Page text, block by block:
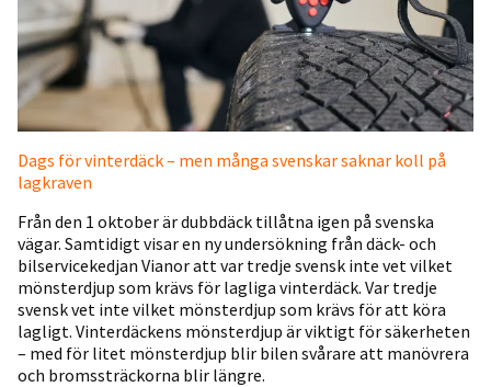
Dags för vinterdäck – men många svenskar saknar koll på
lagkraven
Från den 1 oktober är dubbdäck tillåtna igen på svenska
vägar. Samtidigt visar en ny undersökning från däck- och
bilservicekedjan Vianor att var tredje svensk inte vet vilket
mönsterdjup som krävs för lagliga vinterdäck. Var tredje
svensk vet inte vilket mönsterdjup som krävs för att köra
lagligt. Vinterdäckens mönsterdjup är viktigt för säkerheten
– med för litet mönsterdjup blir bilen svårare att manövrera
och bromssträckorna blir längre.